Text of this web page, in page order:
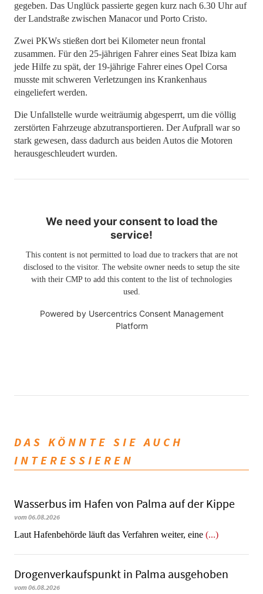
gegeben. Das Unglück passierte gegen kurz nach 6.30 Uhr auf
der Landstraße zwischen Manacor und Porto Cristo.
Zwei PKWs stießen dort bei Kilometer neun frontal
zusammen. Für den 25-jährigen Fahrer eines Seat Ibiza kam
jede Hilfe zu spät, der 19-jährige Fahrer eines Opel Corsa
musste mit schweren Verletzungen ins Krankenhaus
eingeliefert werden.
Die Unfallstelle wurde weiträumig abgesperrt, um die völlig
zerstörten Fahrzeuge abzutransportieren. Der Aufprall war so
stark gewesen, dass dadurch aus beiden Autos die Motoren
herausgeschleudert wurden.
We need your consent to load the
service!
This content is not permitted to load due to trackers that are not
disclosed to the visitor. The website owner needs to setup the site
with their CMP to add this content to the list of technologies
used.
Powered by Usercentrics Consent Management
Platform
DAS KÖNNTE SIE AUCH
INTERESSIEREN
Wasserbus im Hafen von Palma auf der Kippe
vom 06.08.2026
Laut Hafenbehörde läuft das Verfahren weiter, eine (...)
Dro­gen­ver­kaufs­punkt in Palma ausgehoben
vom 06.08.2026